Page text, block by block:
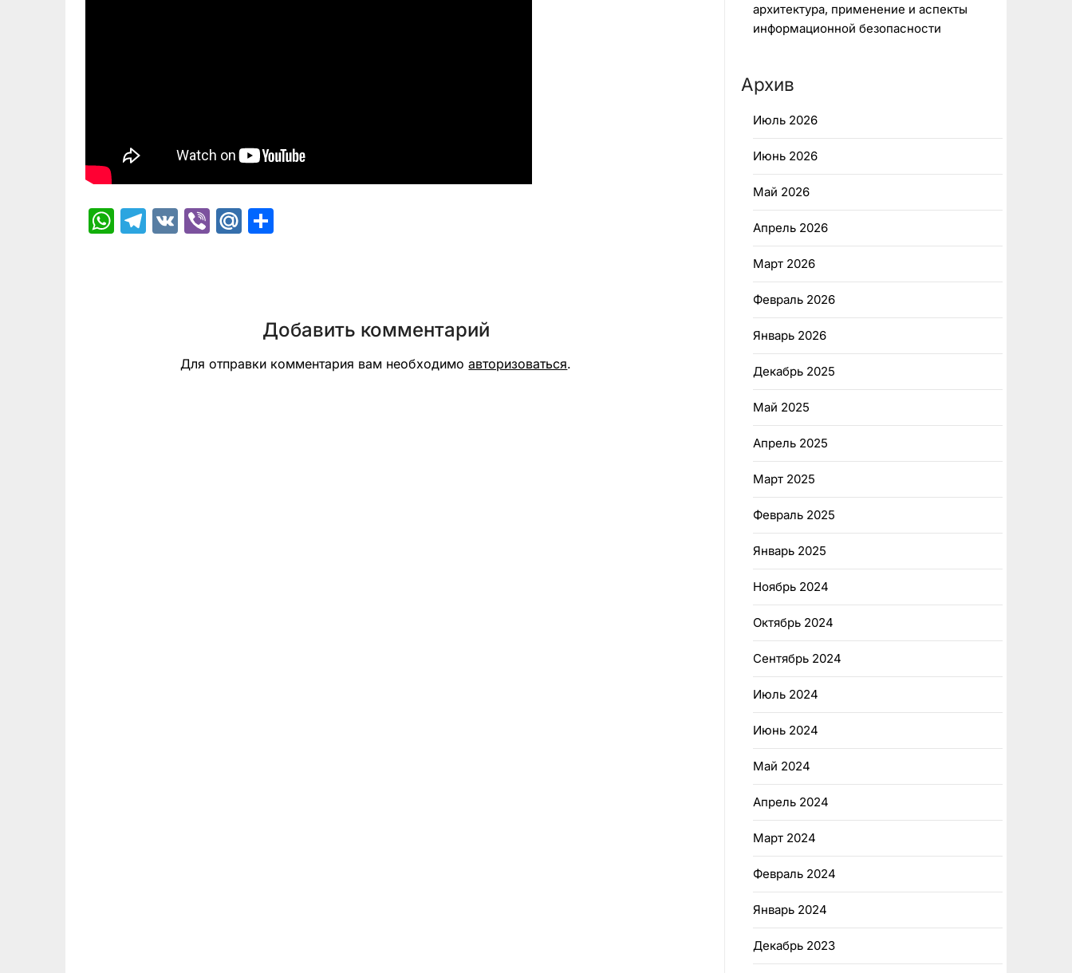
WhatsApp
Telegram
VK ViberMail.Ru
Добавить комментарий
Для отправки комментария вам необходимоавторизоваться.
архитектура, применение и аспекты
информационной безопасности
Архив
Июль 2026
Июнь 2026
Май 2026
Апрель 2026
Март 2026
Февраль 2026
Январь 2026
Декабрь 2025
Май 2025
Апрель 2025
Март 2025
Февраль 2025
Январь 2025
Ноябрь 2024
Октябрь 2024
Сентябрь 2024
Июль 2024
Июнь 2024
Май 2024
Апрель 2024
Март 2024
Февраль 2024
Январь 2024
Декабрь 2023